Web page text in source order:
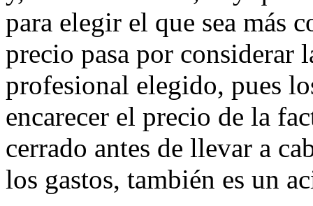
para elegir el que sea más
precio pasa por considerar
profesional elegido, pues
encarecer el precio de la
cerrado antes de llevar a
los gastos, también es un